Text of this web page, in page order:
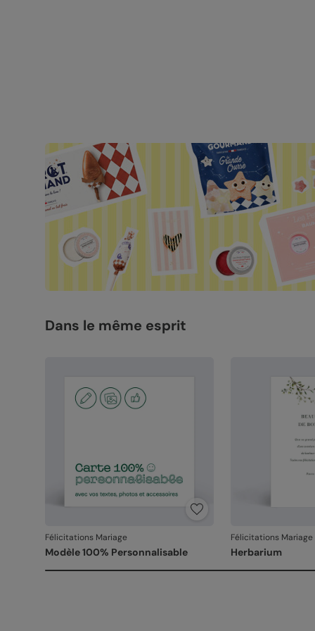
Dans le même esprit
Félicitations Mariage
Modèle 100% Personnalisable
Félicitations Mariage
Herbarium